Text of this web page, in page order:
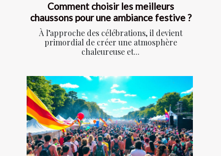
Comment choisir les meilleurs
chaussons pour une ambiance festive ?
À l’approche des célébrations, il devient
primordial de créer une atmosphère
chaleureuse et...